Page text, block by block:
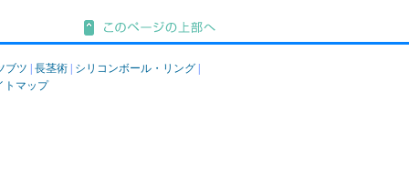
ブツ 長茎術| シリコンボール・リング|
トマップ